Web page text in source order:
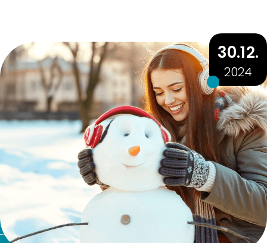
30.12.
2024